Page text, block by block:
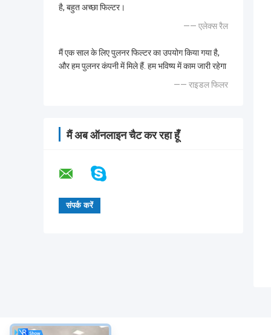
है, बहुत अच्छा फिल्टर।
—— एलेक्स रैल
मैं एक साल के लिए पुलनर फिल्टर का उपयोग किया गया है,
और हम पुलनर कंपनी में मिले हैं. हम भविष्य में काम जारी रहेगा
—— राइडल फिलर
मैं अब ऑनलाइन चैट कर रहा हूँ